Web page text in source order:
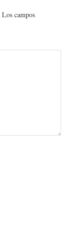
Los campos